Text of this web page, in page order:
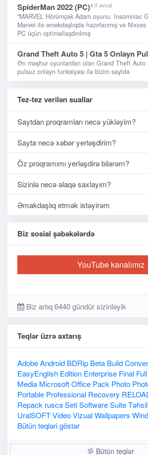
SpiderMan 2022 (PC)4 il əvvəl
"MARVEL Hörümçək Adam oyunu. Insomniac
Marvel ilə əməkdaşlıqda hazırlanmış və
PC üçün optimallaşdırılmış
Grand Theft Auto 5 | Gta 5 Onlayn
Ən məşhur oyunlardan olan Grand Theft Auto
pulsuz onlayn funksiyası ilə bizim saytda
Tez-tez verilən suallar
Saytdan proqramları necə yükləyim?
Sayta necə xəbər yerləşdirim?
Öz proqramımı yerləşdirə bilərəm?
Sizinlə necə əlaqə saxlayım?
Əmakdaşlıq etmək istəyirəm
Biz sosial şəbəkələrdə
YouTube kanalımız
Biz artıq 6440 gündür sizinləyik
Teqlər üzrə axtarış
AdobeAndroid BDRip Beta Build
EasyEnglish Edition Enterprise Final Full
Media MicrosoftOffice Pack Photo
Portable Professional Recovery
Repack ruscaSetiSoftwareSuiteTəhsil
UralSOFTVideoVizualWallpapers
Bütün teqləri göstər
Bütün teqlər